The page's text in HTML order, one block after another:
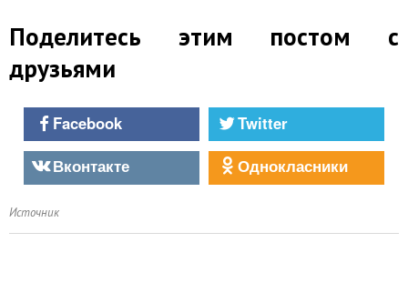
Поделитесь этим постом с
друзьями
Facebook
Twitter
Вконтакте
Однокласники
Источник